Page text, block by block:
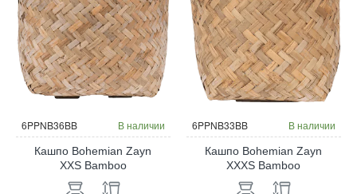
6PPNB36BB В наличии
Кашпо Bohemian Zayn
XXS Bamboo
6PPNB33BB В наличии
Кашпо Bohemian Zayn
XXXS Bamboo